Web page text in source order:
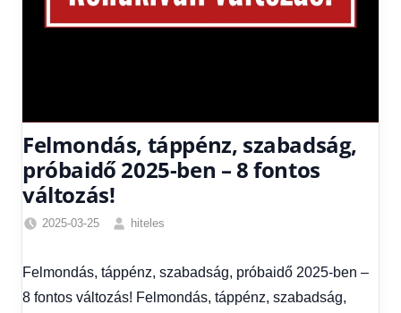
Felmondás, táppénz, szabadság,
próbaidő 2025-ben – 8 fontos
változás!
2025-03-25
hiteles
Hírek,
Hírek
Felmondás, táppénz, szabadság, próbaidő 2025-ben –
8 fontos változás! Felmondás, táppénz, szabadság,